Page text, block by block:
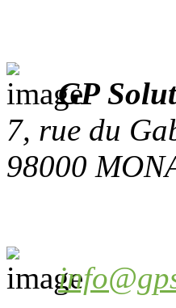
GP
7, rue du
98000